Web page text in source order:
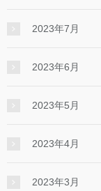
2023年7月
2023年6月
2023年5月
2023年4月
2023年3月